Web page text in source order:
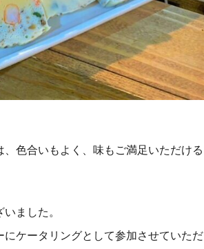
色合いもよく、味もご満足いただける
ました。
ケータリングとして参加させていただ